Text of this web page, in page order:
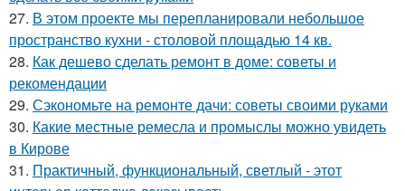
27. В этом проекте мы перепланировали небольшое
пространство кухни - столовой площадью 14 кв.
28. Как дешево сделать ремонт в доме: советы и
рекомендации
29. Сэкономьте на ремонте дачи: советы своими руками
30. Какие местные ремесла и промыслы можно увидеть
в Кирове
31. Практичный, функциональный, светлый - этот